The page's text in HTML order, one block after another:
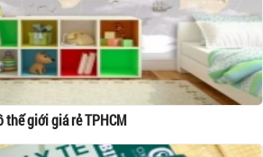
thế giới giá rẻ TPHCM